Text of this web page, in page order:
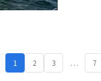
1 2 3 … 7